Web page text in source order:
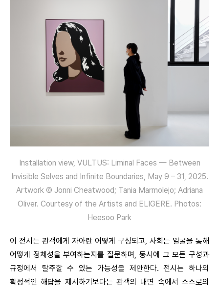
Installation view, VULTUS: Liminal Faces — Between
Invisible Selves and Infinite Boundaries, May 9 – 31, 2025.
Artwork © Jonni Cheatwood; Tania Marmolejo; Adriana
Oliver. Courtesy of the Artists and ELIGERE. Photos:
Heesoo Park
이 전시는 관객에게 자아란 어떻게 구성되고, 사회는 얼굴을 통해
어떻게 정체성을 부여하는지를 질문하며, 동시에 그 모든 구성과
규정에서 탈주할 수 있는 가능성을 제안한다. 전시는 하나의
확정적인 해답을 제시하기보다는 관객의 내면 속에서 스스로의